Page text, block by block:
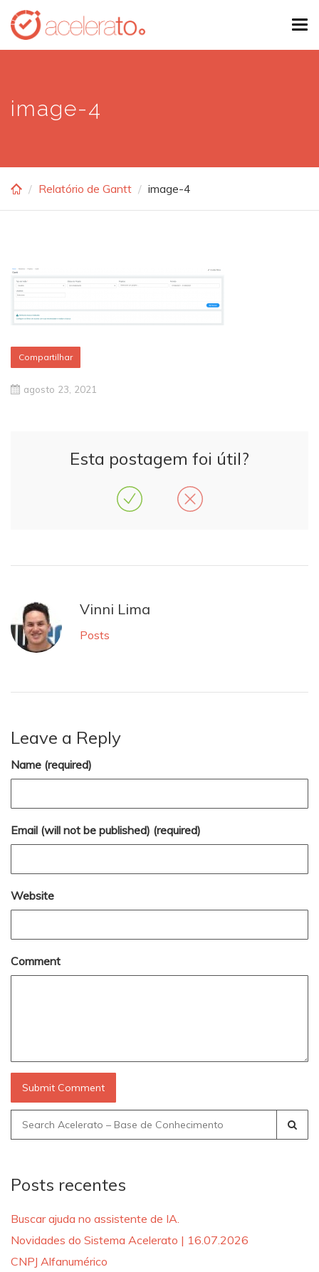
Skip
main
image-4
Relatório de Gantt image-4
Compartilhar
agosto 23, 2021
Esta postagem foi útil?
Vinni Lima
Posts
Leave a Reply
Name (required)
Email (will not be published) (required)
Website
Comment
Search
for:
Posts recentes
Buscar ajuda no assistente de IA.
Novidades do Sistema Acelerato | 16.07.2026
CNPJ Alfanumérico